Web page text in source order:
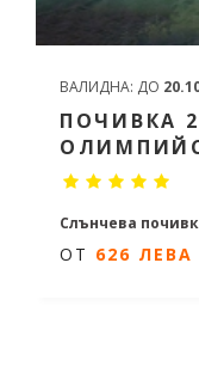
ВАЛИДНА: ДО
ПОЧИВКА
Слънчева
7 нощувки /8 дни
ОТ 626 ЛЕВА